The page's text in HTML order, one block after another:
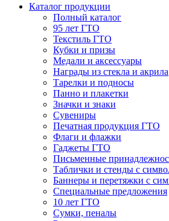
Каталог продукции
Полный каталог
95 лет ГТО
Текстиль ГТО
Кубки и призы
Медали и аксессуары
Награды из стекла и акрила
Тарелки и подносы
Панно и плакетки
Значки и знаки
Сувениры
Печатная продукция ГТО
Флаги и флажки
Гаджеты ГТО
Письменные
Таблички и стенды с
Баннеры и перетяжки с
Специальные предложения
10 лет ГТО
Сумки, пеналы